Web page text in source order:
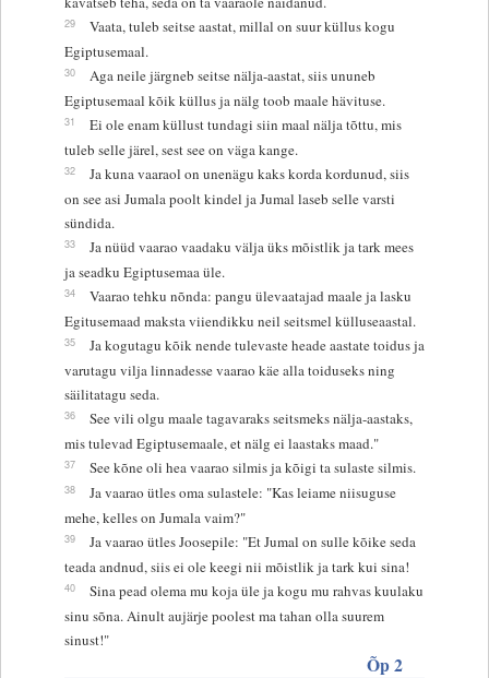
29
Vaata, tuleb seitse aastat, millal on suur küllus kogu
Egiptusemaal.
30
Aga neile järgneb seitse nälja-aastat, siis ununeb
Egiptusemaal kõik küllus ja nälg toob maale hävituse.
31
Ei ole enam küllust tundagi siin maal nälja tõttu, mis
tuleb selle järel, sest see on väga kange.
32
Ja kuna vaaraol on unenägu kaks korda kordunud, siis
on see asi Jumala poolt kindel ja Jumal laseb selle varsti
sündida.
33
Ja nüüd vaarao vaadaku välja üks mõistlik ja tark mees
ja seadku Egiptusemaa üle.
34
Vaarao tehku nõnda: pangu ülevaatajad maale ja lasku
Egitusemaad maksta viiendikku neil seitsmel külluseaastal.
35
Ja kogutagu kõik nende tulevaste heade aastate toidus ja
varutagu vilja linnadesse vaarao käe alla toiduseks ning
säilitatagu seda.
36
See vili olgu maale tagavaraks seitsmeks nälja-aastaks,
mis tulevad Egiptusemaale, et nälg ei laastaks maad."
37 See kõne oli hea vaarao silmis ja kõigi ta sulaste silmis.
38
Ja vaarao ütles oma sulastele: "Kas leiame niisuguse
mehe, kelles on Jumala vaim?"
39
Ja vaarao ütles Joosepile: "Et Jumal on sulle kõike seda
teada andnud, siis ei ole keegi nii mõistlik ja tark kui sina!
40
Sina pead olema mu koja üle ja kogu mu rahvas kuulaku
sinu sõna. Ainult aujärje poolest ma tahan olla suurem
sinust!"
Õp 2